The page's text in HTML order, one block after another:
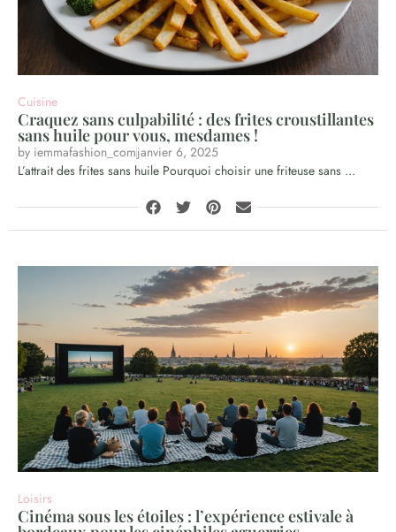
Cuisine
Craquez sans culpabilité : des frites croustillantes
sans huile pour vous, mesdames !
by iemmafashion_comjanvier 6, 2025
L’attrait des frites sans huile Pourquoi choisir une friteuse sans ...
Loisirs
Cinéma sous les étoiles : l’expérience estivale à